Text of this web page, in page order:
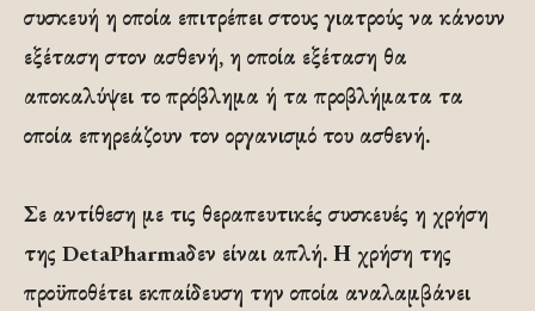
συσκευή η οποία επιτρέπει στους γιατρούς να κάνουν
εξέταση στον ασθενή, η οποία εξέταση θα
αποκαλύψει το πρόβλημα ή τα προβλήματα τα
οποία επηρεάζουν τον οργανισμό του ασθενή.
Σε αντίθεση με τις θεραπευτικές συσκευές η χρήση
της DetaPharmaδεν είναι απλή. Η χρήση της
προϋποθέτει εκπαίδευση την οποία αναλαμβάνει